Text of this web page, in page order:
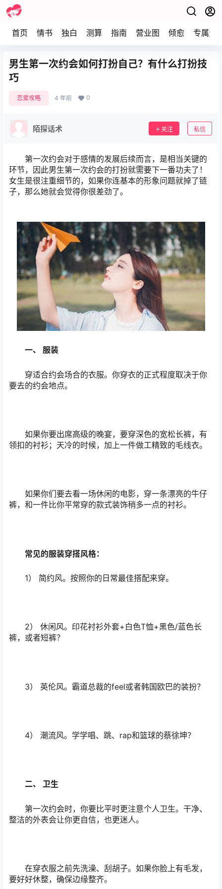
首页 情书 独白 测算 指南 营业图 倾愈 专属资
男生第一次约会如何打扮自己？有什么打扮技
巧
恋爱攻略 4 年前 0
陌探话术 关注 私信
第一次约会对于感情的发展后续而言，是相当关键的
环节，因此男生第一次约会的打扮就需要下一番功夫了！
女生是很注重细节的，如果你连基本的形象问题就掉了链
子，那么她就会觉得你很差劲了。
一、 服装
穿适合约会场合的衣服。你穿衣的正式程度取决于你
要去的约会地点。
如果你要出席高级的晚宴，要穿深色的宽松长裤，有
领扣的衬衫；天冷的时候，加上一件做工精致的毛线衣。
如果你们要去看一场休闲的电影，穿一条漂亮的牛仔
裤，和一件比你平常穿的款式装饰稍多一点的衬衫。
常见的服装穿搭风格：
1） 简约风。按照你的日常最佳搭配来穿。
2） 休闲风。印花衬衫外套+白色T恤+黑色/蓝色长
裤，或者短裤？
3） 英伦风。霸道总裁的feel或者韩国欧巴的装扮？
4） 潮流风。学学唱、跳、rap和篮球的蔡徐坤？
二、 卫生
第一次约会时，你要比平时更注意个人卫生。干净、
整洁的外表会让你更自信，也更迷人。
在穿衣服之前先洗澡、刮胡子。如果你脸上有毛发，
要好好休整，确保边缘整齐。